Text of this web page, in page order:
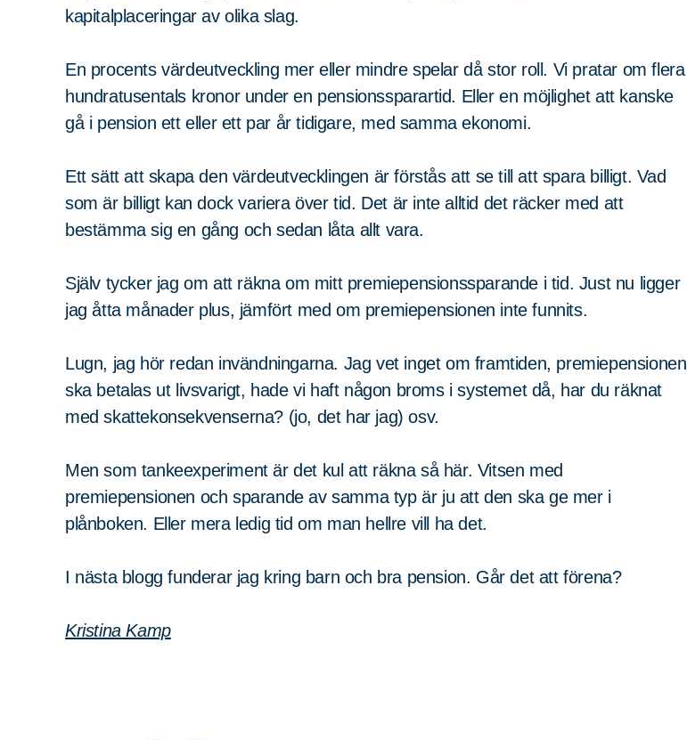
kapitalplaceringar av olika slag.
En procents värdeutveckling mer eller mindre spelar då stor roll. Vi pratar om flera
hundratusentals kronor under en pensionssparartid. Eller en möjlighet att kanske
gå i pension ett eller ett par år tidigare, med samma ekonomi.
Ett sätt att skapa den värdeutvecklingen är förstås att se till att spara billigt. Vad
som är billigt kan dock variera över tid. Det är inte alltid det räcker med att
bestämma sig en gång och sedan låta allt vara.
Själv tycker jag om att räkna om mitt premiepensionssparande i tid. Just nu ligger
jag åtta månader plus, jämfört med om premiepensionen inte funnits.
Lugn, jag hör redan invändningarna. Jag vet inget om framtiden, premiepensionen
ska betalas ut livsvarigt, hade vi haft någon broms i systemet då, har du räknat
med skattekonsekvenserna? (jo, det har jag) osv.
Men som tankeexperiment är det kul att räkna så här. Vitsen med
premiepensionen och sparande av samma typ är ju att den ska ge mer i
plånboken. Eller mera ledig tid om man hellre vill ha det.
I nästa blogg funderar jag kring barn och bra pension. Går det att förena?
Kristina Kamp
Sök på sidan:Sök